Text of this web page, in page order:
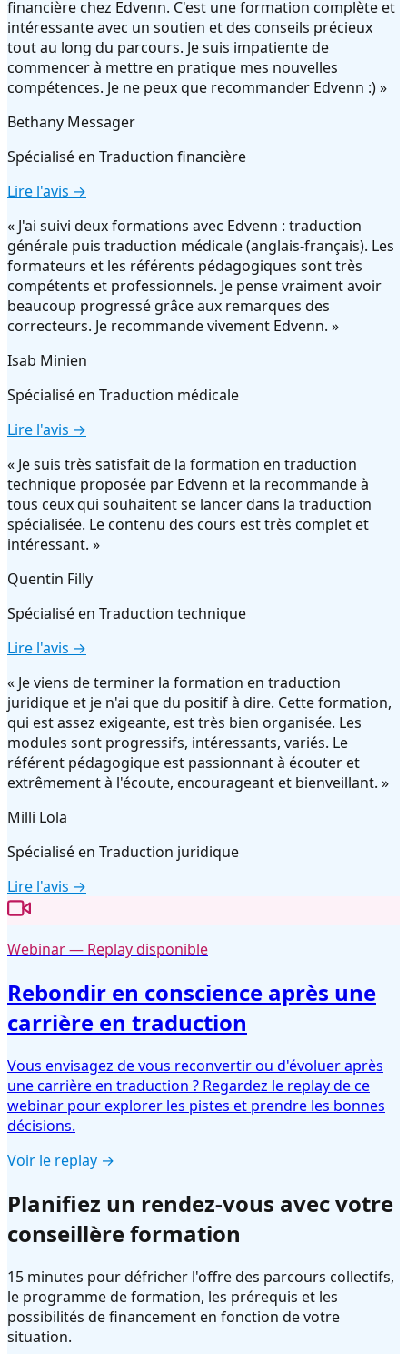
financière chez Edvenn. C'est une formation complète et
intéressante avec un soutien et des conseils précieux
tout au long du parcours. Je suis impatiente de
commencer à mettre en pratique mes nouvelles
compétences. Je ne peux que recommander Edvenn :)»
Bethany Messager
Spécialisé en Traduction financière
Lire l'avis →
« J'ai suivi deux formations avec Edvenn : traduction
générale puis traduction médicale (anglais-français). Les
formateurs et les référents pédagogiques sont très
compétents et professionnels. Je pense vraiment avoir
beaucoup progressé grâce aux remarques des
correcteurs. Je recommande vivement Edvenn. »
Isab Minien
Spécialisé en Traduction médicale
Lire l'avis →
« Je suis très satisfait de la formation en traduction
technique proposée par Edvenn et la recommande à
tous ceux qui souhaitent se lancer dans la traduction
spécialisée. Le contenu des cours est très complet et
intéressant. »
Quentin Filly
Spécialisé en Traduction technique
Lire l'avis →
« Je viens de terminer la formation en traduction
juridique et je n'ai que du positif à dire. Cette formation,
qui est assez exigeante, est très bien organisée. Les
modules sont progressifs, intéressants, variés. Le
référent pédagogique est passionnant à écouter et
extrêmement à l'écoute, encourageant et bienveillant. »
Milli Lola
Spécialisé en Traduction juridique
Lire l'avis →
Webinar — Replay disponible
Rebondir en conscience après une
carrière en traduction
Vous envisagez de vous reconvertir ou d'évoluer après
une carrière en traduction ? Regardez le replay de ce
webinar pour explorer les pistes et prendre les bonnes
décisions.
Voir le replay →
Planifiez un rendez-vous avec votre
conseillère formation
15 minutes pour défricher l'offre des parcours collectifs,
le programme de formation, les prérequis et les
possibilités de financement en fonction de votre
situation.